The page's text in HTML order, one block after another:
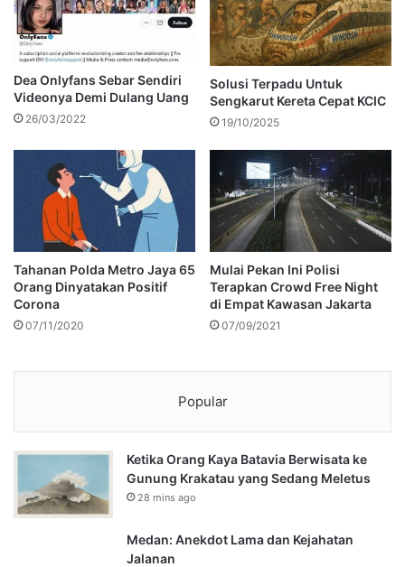
Dea Onlyfans Sebar Sendiri
Videonya Demi Dulang Uang
26/03/2022
Solusi Terpadu Untuk
Sengkarut Kereta Cepat KCIC
19/10/2025
Tahanan Polda Metro Jaya 65
Orang Dinyatakan Positif
Corona
07/11/2020
Mulai Pekan Ini Polisi
Terapkan Crowd Free Night
di Empat Kawasan Jakarta
07/09/2021
Popular
Ketika Orang Kaya Batavia Berwisata ke
Gunung Krakatau yang Sedang Meletus
28 mins ago
Medan: Anekdot Lama dan Kejahatan
Jalanan